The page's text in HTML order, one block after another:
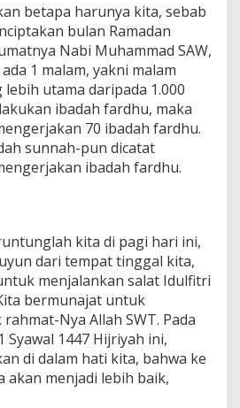
2
9
2
6
M
B
e
r
s
a
m
l
u
a
r
g
a
B
e
s
a
betapa harunya kita, sebab
bulan Ramadan
Nabi Muhammad SAW,
1 malam, yakni malam
utama daripada 1.000
ibadah fardhu, maka
70 ibadah fardhu.
sunnah-pun dicatat
ibadah fardhu.
kita di pagi hari ini,
dari tempat tinggal kita,
menjalankan salat Idulfitri
bermunajat untuk
Nya Allah SWT. Pada
1447 Hijriyah ini,
di dalam hati kita, bahwa ke
akan menjadi lebih baik,